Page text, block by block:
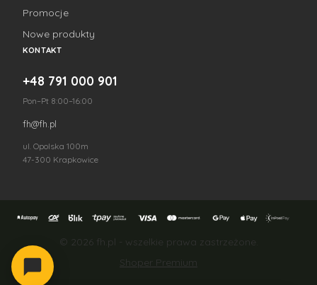
Promocje
Nowe produkty
KONTAKT
+48 791 000 901
Pon–Pt 8:00–16:00
fh@fh.pl
ul. Opolska 100m
47-300 Krapkowice
© 2026 fh.pl - wszelkie prawa zastrzeżone.
Shoper Premium